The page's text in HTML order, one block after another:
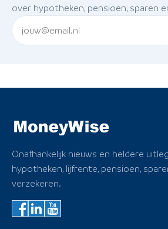
over hypotheken, pensioen, sparen
Onafhankelijk nieuws en heldere
hypotheken, lijfrente, pensioen,
verzekeren.